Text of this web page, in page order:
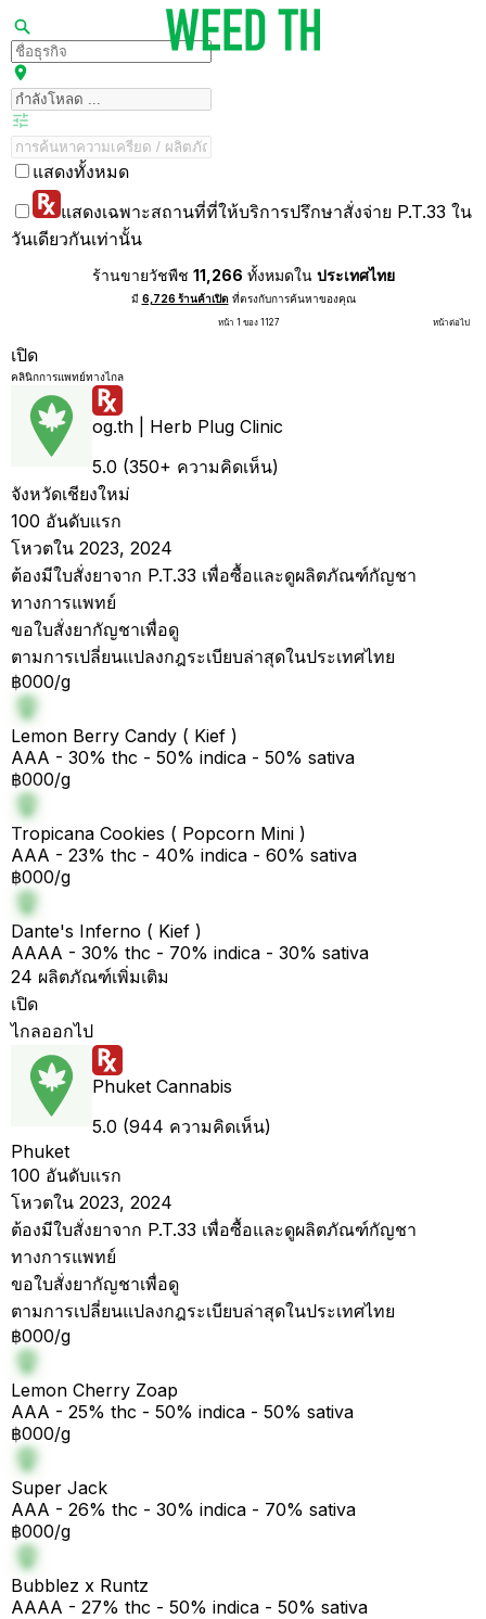
แสดงทั้งหมด
แสดงเฉพาะสถานที่ที่ให้บริการปรึกษาสั่งจ่าย P.T.33 ใน
วันเดียวกันเท่านั้น
ร้านขายวัชพืช 11,266 ทั้งหมดใน ประเทศไทย
มี 6,726 ร้านค้าเปิดที่ตรงกับการค้นหาของคุณ
หน้า 1 ของ 1127 หน้าต่อไป
เปิด
คลินิกการแพทย์ทางไกล
og.th | Herb Plug Clinic
5.0 (350+ ความคิดเห็น)
จังหวัดเชียงใหม่
100 อันดับแรก
โหวตใน 2023, 2024
ต้องมีใบสั่งยาจาก P.T.33 เพื่อซื้อและดูผลิตภัณฑ์กัญชา
ทางการแพทย์
ขอใบสั่งยากัญชาเพื่อดู
ตามการเปลี่ยนแปลงกฎระเบียบล่าสุดในประเทศไทย
฿000/g
Lemon Berry Candy ( Kief )
AAA - 30% thc - 50% indica - 50% sativa
฿000/g
Tropicana Cookies ( Popcorn Mini )
AAA - 23% thc - 40% indica - 60% sativa
฿000/g
Dante's Inferno ( Kief )
AAAA - 30% thc - 70% indica - 30% sativa
24 ผลิตภัณฑ์เพิ่มเติม
เปิด
ไกลออกไป
Phuket Cannabis
5.0 (944 ความคิดเห็น)
Phuket
100 อันดับแรก
โหวตใน 2023, 2024
ต้องมีใบสั่งยาจาก P.T.33 เพื่อซื้อและดูผลิตภัณฑ์กัญชา
ทางการแพทย์
ขอใบสั่งยากัญชาเพื่อดู
ตามการเปลี่ยนแปลงกฎระเบียบล่าสุดในประเทศไทย
฿000/g
Lemon Cherry Zoap
AAA - 25% thc - 50% indica - 50% sativa
฿000/g
Super Jack
AAA - 26% thc - 30% indica - 70% sativa
฿000/g
Bubblez x Runtz
AAAA - 27% thc - 50% indica - 50% sativa